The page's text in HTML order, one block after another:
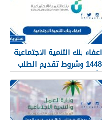
اعفاء بنك التنمية الاجتماعية
1448 وشروط تقديم الطلب
وأهم الأوراق والمستندات